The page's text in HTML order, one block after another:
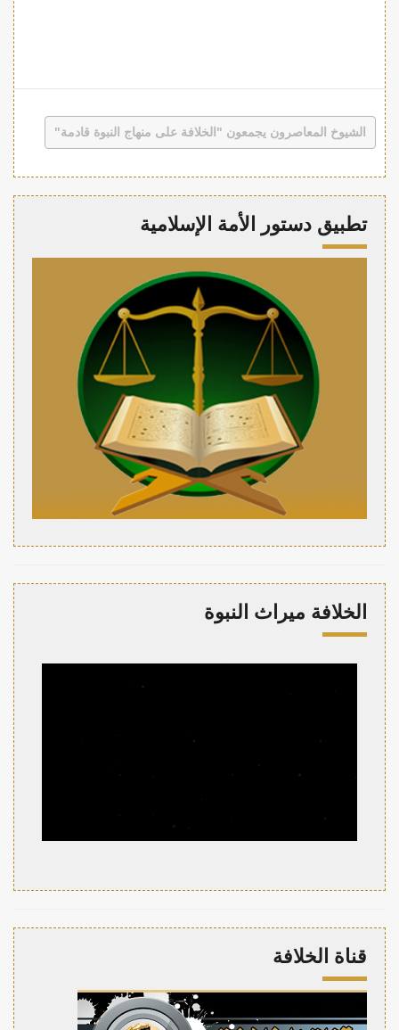
الشيوخ المعاصرون يجمعون "الخلافة على منهاج النبوة قادمة"
تطبيق دستور الأمة الإسلامية
الخلافة ميراث النبوة
قناة الخلافة